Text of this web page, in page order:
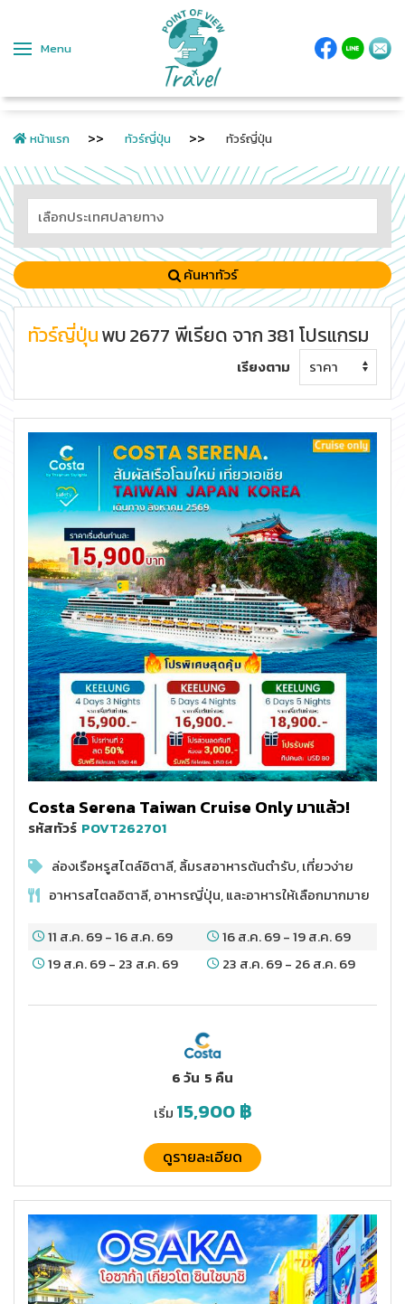
Menu
หน้าแรก ทัวร์ญี่ปุ่น ทัวร์ญี่ปุ่น
ค้นหาทัวร์
ทัวร์ญี่ปุ่นพบ2677 พีเรียด จาก381โปรแกรม
เรียงตาม
Costa Serena Taiwan Cruise Only มาแล้ว!
รหัสทัวร์ POVT262701
ล่องเรือหรูสไตล์อิตาลี, ลิ้มรสอาหารต้นตำรับ, เที่ยวง่าย
อาหารสไตลอิตาลี, อาหารญี่ปุ่น, และอาหารให้เลือกมากมาย
11 ส.ค. 69-16 ส.ค. 69 16 ส.ค. 69-19 ส.ค. 69
19 ส.ค. 69- 23 ส.ค. 69 23 ส.ค. 69- 26 ส.ค. 69
6 วัน 5 คืน
เริ่ม 15,900฿
ดูรายละเอียด